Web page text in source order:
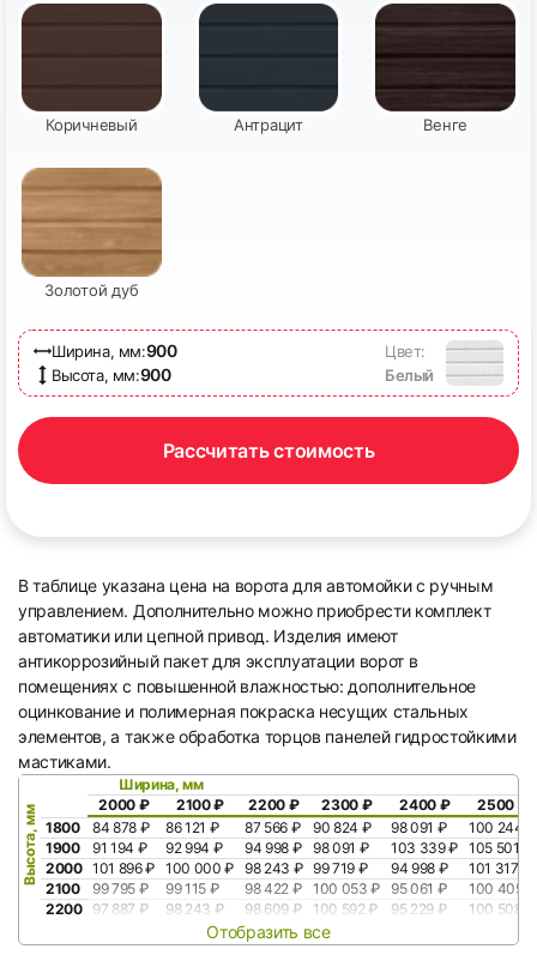
Коричневый Антрацит Венге
Золотой дуб
Ширина, мм:900
Высота, мм:900
Цвет:
Белый
Рассчитать стоимость
В таблице указана цена на ворота для автомойки с ручным
управлением. Дополнительно можно приобрести комплект
автоматики или цепной привод. Изделия имеют
антикоррозийный пакет для эксплуатации ворот в
помещениях с повышенной влажностью: дополнительное
оцинкование и полимерная покраска несущих стальных
элементов, а также обработка торцов панелей гидростойкими
мастиками.
Ширина, мм
2000 ₽
2100 ₽ 2200 ₽ 2300 ₽ 2400 ₽ 2500 ₽
Высота, мм 1800 84 878 ₽ 86 121 ₽ 87 566 ₽ 90 824 ₽ 98 091 ₽
100 244 ₽
1900
91 194 ₽ 92 994 ₽ 94 998 ₽ 98 091 ₽ 103 339 ₽ 105 501 ₽
2000 101 896 ₽ 100 000 ₽ 98 243 ₽ 99 719 ₽ 94 998 ₽
101 317 ₽
2100
99 795 ₽ 99 115 ₽ 98 422 ₽ 100 053 ₽ 95 061 ₽
100 405 ₽
2200
97 887 ₽ 98 243 ₽ 98 609 ₽ 100 592 ₽ 95 229 ₽ 100 508 ₽
Отобразить все